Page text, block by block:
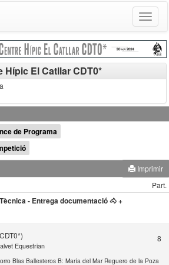
Toggle
Hípic El Catllar CDT0*
de Programa
Imprimir
Part.
- Entrega documentació 🐴 +
Equestrian
8
Blas BallesterosB: María del Mar Reguero de la Poza